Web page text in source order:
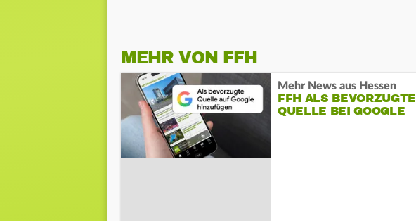
MEHR VON FFH
Mehr News aus Hessen
FFH ALS BEVORZUGTE
QUELLE BEI GOOGLE